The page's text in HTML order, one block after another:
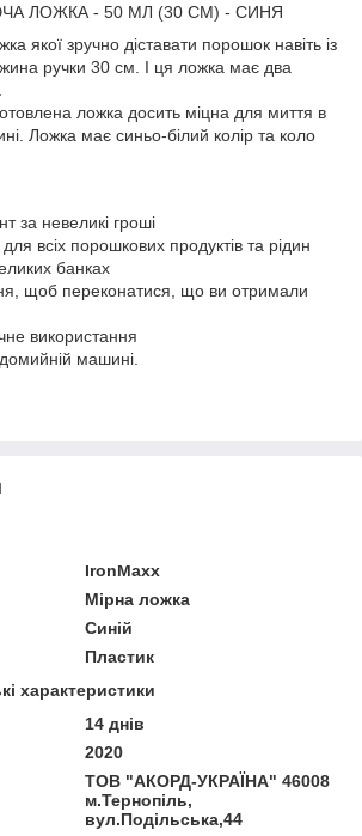
ЛОЖКА - 50 МЛ (30 СМ) - СИНЯ
якої зручно діставати порошок навіть із
ручки 30 см. І ця ложка має два
​​ложка досить міцна для миття в
Ложка має синьо-білий колір та коло
за невеликі гроші
всіх порошкових продуктів та рідин
банках
щоб переконатися, що ви отримали
використання
машині.
IronMaxx
Мірна ложка
Синій
Пластик
характеристики
14 днів
2020
ТОВ "АКОРД-УКРАЇНА" 46008
м.Тернопіль,
вул.Подільська,44